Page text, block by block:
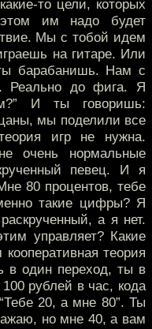
то цели, которых
им надо будет
Мы с тобой идем
на гитаре. Или
барабанишь. Нам с
Реально до фига. Я
И ты говоришь:
мы поделили все
игр не нужна.
очень нормальные
певец. И я
80 процентов, тебе
такие цифры? Я
а я нет.
управляет? Какие
теория
в один переход, ты в
рублей в час, кода
20, а мне 80”. Ты
но мне 40, а вам